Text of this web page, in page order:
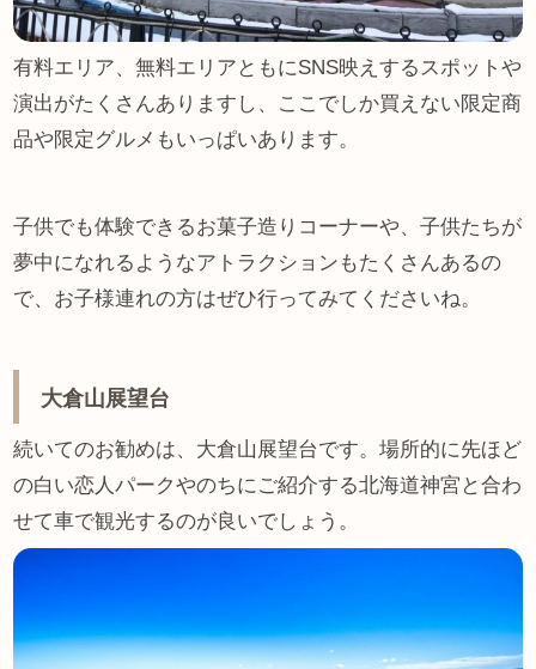
有料エリア、無料エリアともにSNS映えするスポットや
演出がたくさんありますし、ここでしか買えない限定商
品や限定グルメもいっぱいあります。
子供でも体験できるお菓子造りコーナーや、子供たちが
夢中になれるようなアトラクションもたくさんあるの
で、お子様連れの方はぜひ行ってみてくださいね。
大倉山展望台
続いてのお勧めは、大倉山展望台です。場所的に先ほど
の白い恋人パークやのちにご紹介する北海道神宮と合わ
せて車で観光するのが良いでしょう。